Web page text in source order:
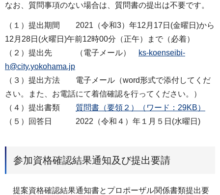
なお、質問事項のない場合は、質問書の提出は不要です。
（１）提出期間 2021（令和3）年12月17日(金曜日)から
12月28日(火曜日)午前12時00分（正午）まで（必着）
（２）提出先 （電子メール）
ks-koenseibi-
h@city.yokohama.jp
（３）提出方法 電子メール（word形式で添付してくだ
さい。また、お電話にて着信確認を行ってください。）
（４）提出書類 質問書（要領２）（ワード：29KB）
（５）回答日 2022（令和４）年１月５日(水曜日)
参加資格確認結果通知及び提出要請
提案資格確認結果通知書とプロポーザル関係書類提出要